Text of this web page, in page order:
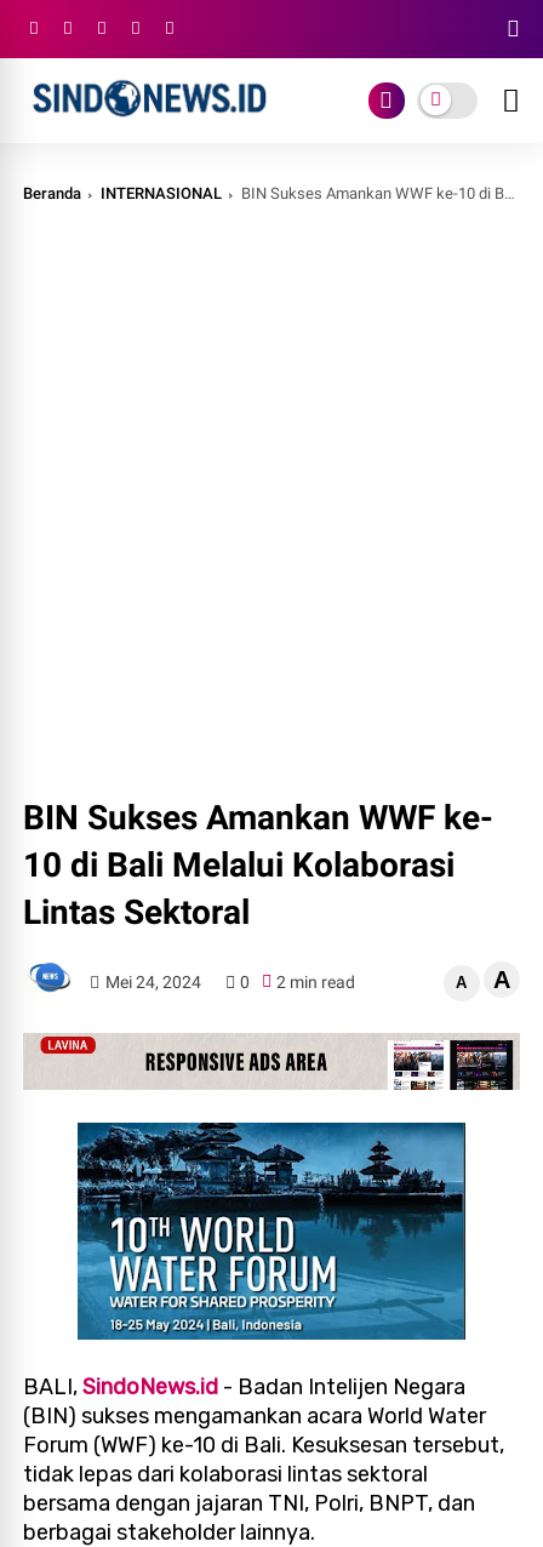
Beranda INTERNASIONAL BIN Sukses Amankan WWF ke-10 di Bali Melalui Kolaborasi Lintas Sektoral
BIN Sukses Amankan WWF ke-
10 di Bali Melalui Kolaborasi
Lintas Sektoral
Mei 24, 2024 0 2 min read A A
BALI,SindoNews.id - Badan Intelijen Negara
(BIN) sukses mengamankan acara World Water
Forum (WWF) ke-10 di Bali. Kesuksesan tersebut,
tidak lepas dari kolaborasi lintas sektoral
bersama dengan jajaran TNI, Polri, BNPT, dan
berbagai stakeholder lainnya.